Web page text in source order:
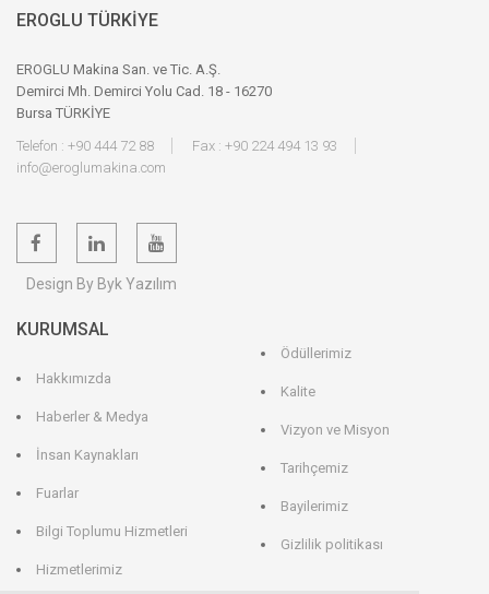
EROGLU TÜRKİYE
EROGLU Makina San. ve Tic. A.Ş.
Demirci Mh. Demirci Yolu Cad. 18 - 16270
Bursa TÜRKİYE
Telefon : +90 444 72 88
Fax : +90 224 494 13 93
info@eroglumakina.com
Design By Byk Yazılım
KURUMSAL
Hakkımızda
Haberler & Medya
İnsan Kaynakları
Fuarlar
Bilgi Toplumu Hizmetleri
Hizmetlerimiz
Ödüllerimiz
Kalite
Vizyon ve Misyon
Tarihçemiz
Bayilerimiz
Gizlilik politikası